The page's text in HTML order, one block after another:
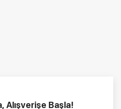
Alışverişe Başla!